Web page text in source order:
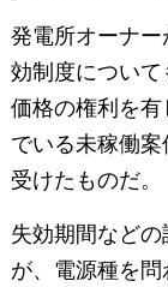
発電所オーナ
効制度につい
価格の権利を
でいる未稼働
受けたものだ。
失効期間など
が、電源種を